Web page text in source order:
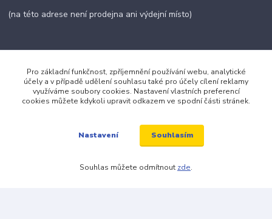
(na této adrese není prodejna ani výdejní místo)
Kontakty
objednavky@zavazuj.cz
Pro základní funkčnost, zpříjemnění používání webu, analytické
účely a v případě udělení souhlasu také pro účely cílení reklamy
využíváme soubory cookies. Nastavení vlastních preferencí
cookies můžete kdykoli upravit odkazem ve spodní části stránek.
Nastavení Souhlasím
Souhlas můžete odmítnout zde.